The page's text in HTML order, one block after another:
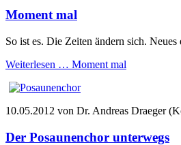
Moment mal
So ist es. Die Zeiten ändern sich.
Weiterlesen … Moment mal
10.05.2012 von Dr. Andreas Draeger
Der Posaunenchor unterwegs